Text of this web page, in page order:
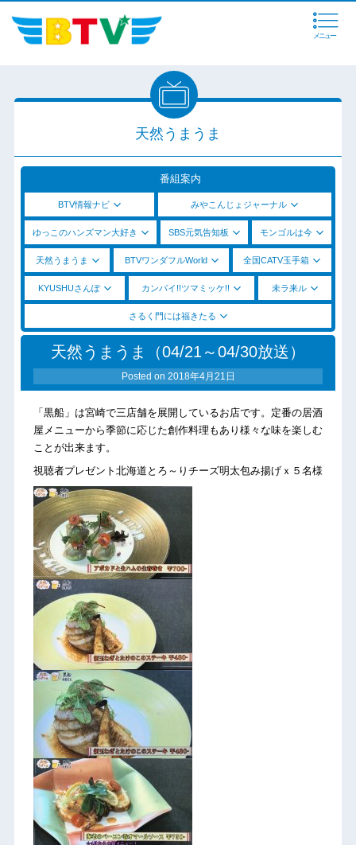
メニュー
天然うまうま
番組案内
BTV情報ナビ みやこんじょジャーナル
ゆっこのハンズマン大好き SBS元気告知板 モンゴルは今
天然うまうま BTVワンダフルWorld 全国CATV玉手箱
KYUSHUさんぽ カンパイ!!ツマミッケ!! 未ラ来ル
さるく門には福きたる
天然うまうま（04/21～04/30放送）
Posted on 2018年4月21日
「黒船」は宮崎で三店舗を展開しているお店です。定番の居酒
屋メニューから季節に応じた創作料理もあり様々な味を楽しむ
ことが出来ます。
視聴者プレゼント北海道とろ～りチーズ明太包み揚げｘ５名様